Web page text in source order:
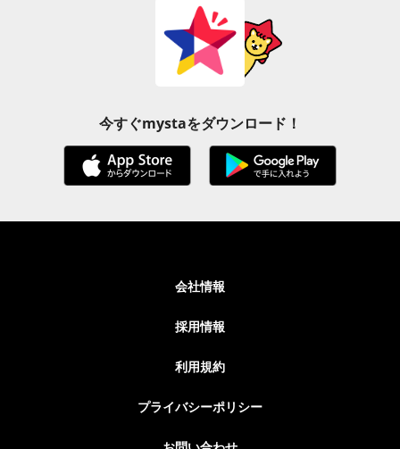
今すぐmystaをダウンロード！
会社情報
採用情報
利用規約
プライバシーポリシー